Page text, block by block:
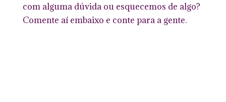
com alguma dúvida ou esquecemos de algo?
Comente aí embaixo e conte para a gente.